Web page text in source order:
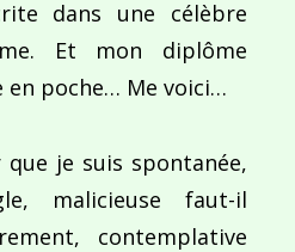
dans une célèbre
Et mon diplôme
en poche… Me voici…
je suis spontanée,
malicieuse faut-il
contemplative